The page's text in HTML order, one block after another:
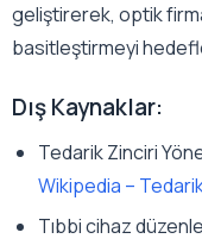
geliştirerek, optik
basitleştirmeyi
Dış Kaynaklar:
Tedarik Zinciri
Wikipedia –
Tıbbi cihaz